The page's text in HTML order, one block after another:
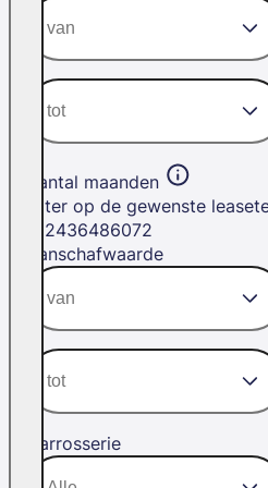
Aantal maanden
Filter op de gewenste
2436486072
Aanschafwaarde
Carrosserie